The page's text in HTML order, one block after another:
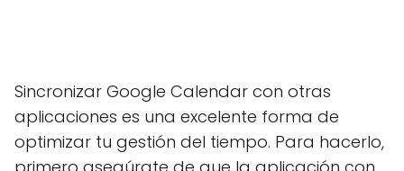
Sincronizar Google Calendar con otras
aplicaciones es una excelente forma de
optimizar tu gestión del tiempo. Para hacerlo,